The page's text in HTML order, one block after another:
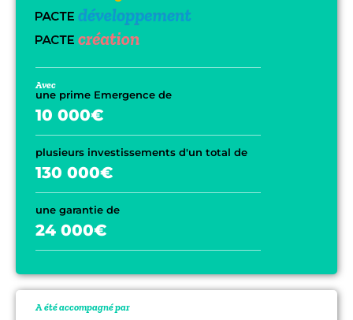
Avec
une prime Emergence de
10 000€
plusieurs investissements d'un total de
130 000€
une garantie de
24 000€
A été accompagné par